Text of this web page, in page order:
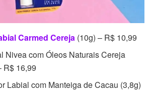
Carmed Cereja (10g) – R$ 10,99
Nivea com Óleos Naturais Cereja
R$ 16,99
Labial com Manteiga de Cacau (3,8g)